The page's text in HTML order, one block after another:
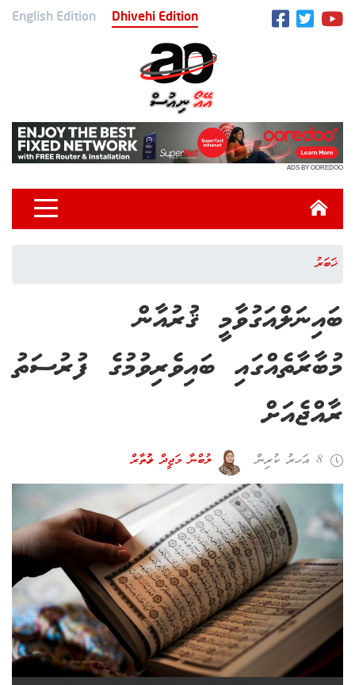
English Edition Dhivehi Edition
ADS BY OOREDOO
ޚަބަރު
ބައިނަލްއަގުވާމީ ޤުރުއާން
މުބާރާތެއްގައި ބައިވެރިވުމުގެ ފުރުސަތު
ރާއްޖެއަށް
8 އަހރު ކުރިން ލުބްނާ މަޖީދް މުޚުތާރް